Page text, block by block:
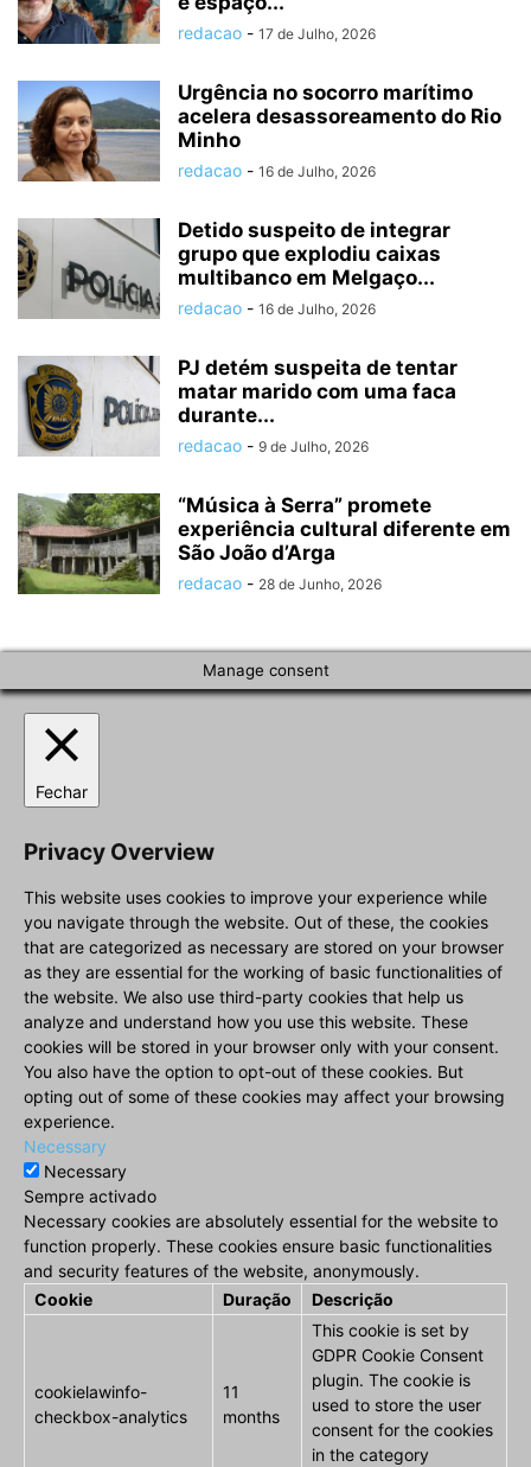
redacao - 17 de Julho, 2026
Urgência no socorro marítimo
acelera desassoreamento do Rio
Minho
redacao - 16 de Julho, 2026
Detido suspeito de integrar
grupo que explodiu caixas
multibanco em Melgaço...
redacao - 16 de Julho, 2026
PJ detém suspeita de tentar
matar marido com uma faca
durante...
redacao - 9 de Julho, 2026
“Música à Serra” promete
experiência cultural diferente em
São João d’Arga
redacao - 28 de Junho, 2026
Manage consent
Fechar
Privacy Overview
This website uses cookies to improve your experience while
you navigate through the website. Out of these, the cookies
that are categorized as necessary are stored on your browser
as they are essential for the working of basic functionalities of
the website. We also use third-party cookies that help us
analyze and understand how you use this website. These
cookies will be stored in your browser only with your consent.
You also have the option to opt-out of these cookies. But
opting out of some of these cookies may affect your browsing
experience.
Necessary
Necessary
Sempre activado
Necessary cookies are absolutely essential for the website to
function properly. These cookies ensure basic functionalities
and security features of the website, anonymously.
Cookie
Duração Descrição
cookielawinfo-
checkbox-analytics
11
months
This cookie is set by
GDPR Cookie Consent
plugin. The cookie is
used to store the user
consent for the cookies
in the category